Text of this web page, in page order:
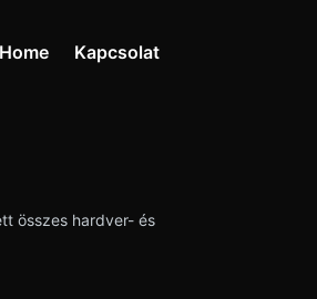
Kapcsolat
összes hardver- és